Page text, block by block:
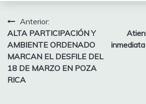
Navegación
de
entradas
Anterior:
ALTA PARTICIPACIÓN Y
AMBIENTE ORDENADO
MARCAN EL DESFILE DEL
18 DE MARZO EN POZA
RICA